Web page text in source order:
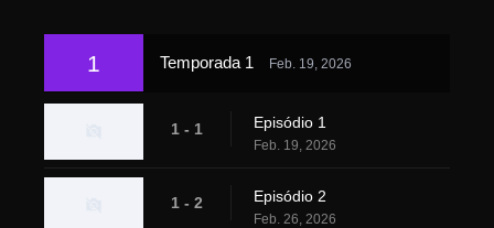
1 Temporada 1 Feb. 19, 2026
1 - 1 Episódio 1
Feb. 19, 2026
1 - 2 Episódio 2
Feb. 26, 2026